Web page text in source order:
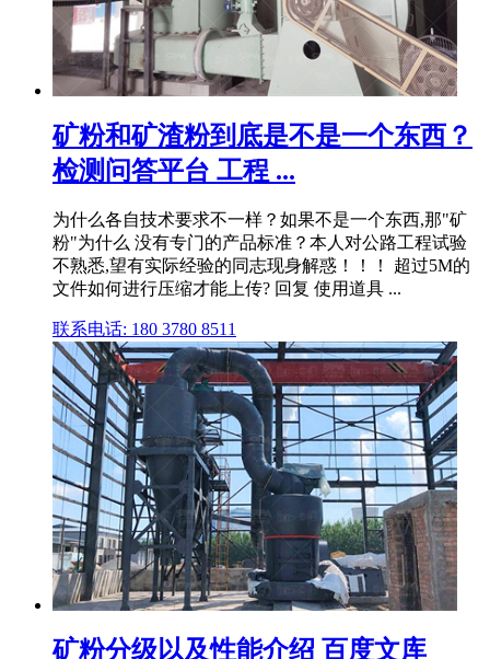
矿粉和矿渣粉到底是不是一个东西？
检测问答平台 工程 ...
为什么各自技术要求不一样？如果不是一个东西,那"矿
粉"为什么 没有专门的产品标准？本人对公路工程试验
不熟悉,望有实际经验的同志现身解惑！！！ 超过5M的
文件如何进行压缩才能上传? 回复 使用道具 ...
联系电话: 180 3780 8511
矿粉分级以及性能介绍 百度文库